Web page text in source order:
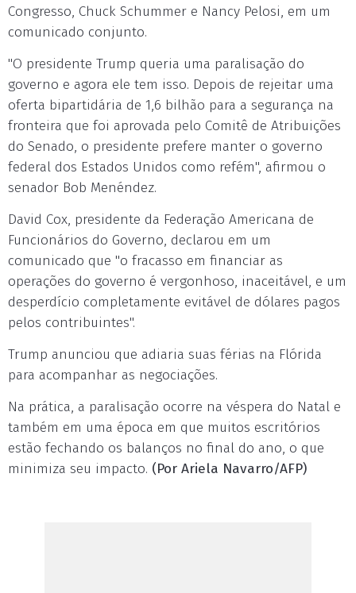
Congresso, Chuck Schummer e Nancy Pelosi, em um
comunicado conjunto.
"O presidente Trump queria uma paralisação do
governo e agora ele tem isso. Depois de rejeitar uma
oferta bipartidária de 1,6 bilhão para a segurança na
fronteira que foi aprovada pelo Comitê de Atribuições
do Senado, o presidente prefere manter o governo
federal dos Estados Unidos como refém", afirmou o
senador Bob Menéndez.
David Cox, presidente da Federação Americana de
Funcionários do Governo, declarou em um
comunicado que "o fracasso em financiar as
operações do governo é vergonhoso, inaceitável, e um
desperdício completamente evitável de dólares pagos
pelos contribuintes".
Trump anunciou que adiaria suas férias na Flórida
para acompanhar as negociações.
Na prática, a paralisação ocorre na véspera do Natal e
também em uma época em que muitos escritórios
estão fechando os balanços no final do ano, o que
minimiza seu impacto. (Por Ariela Navarro/AFP)